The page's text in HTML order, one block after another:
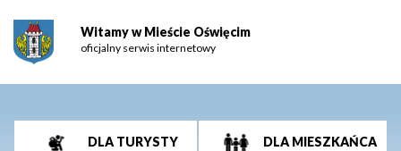
Witamy w Mieście Oświęcim
oficjalny serwis internetowy
DLA TURYSTY DLA MIESZKAŃCA